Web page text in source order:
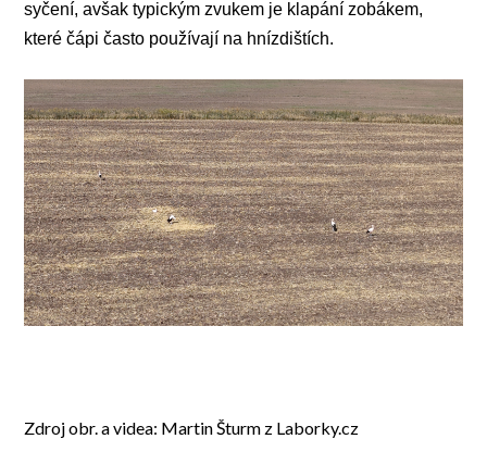
syčení, avšak typickým zvukem je klapání zobákem,
které čápi často používají na hnízdištích.
Zdroj obr. a videa: Martin Šturm z Laborky.cz